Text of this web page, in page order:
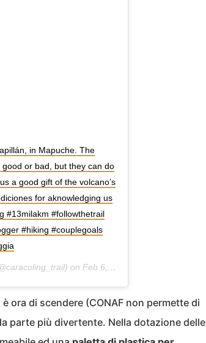
in Mapuche. The
or bad, but they can do
a good gift of the volcano’s
for aknowledging us
#13milakm #followthetrail
#hiking #couplegoals
on Feb 6, 2019 at 8:48am PST
ora di scendere (CONAF non permette di
parte più divertente. Nella dotazione delle